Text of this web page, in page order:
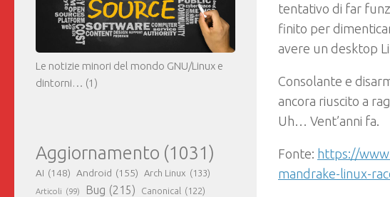
tentativo di far
finito per
avere un desktop
Consolante e
ancora riuscito a
Uh… Vent’anni fa.
Fonte: https://
mandrake-linux-
Le notizie minori del mondo GNU/Linux e
dintorni… (1)
Aggiornamento (1031)
AI (148) Android (155) Arch Linux (133)
Articoli (99) Bug (215) Canonical (122)